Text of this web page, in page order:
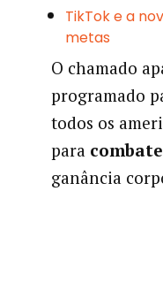
TikTok e a
metas
O chamado
programado
todos os
para
ganância